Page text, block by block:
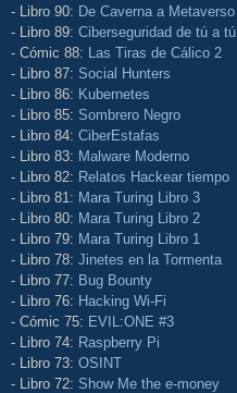
- Libro 90: De Caverna a Metaverso
- Libro 89: Ciberseguridad de tú a tú
- Cómic 88: Las Tiras de Cálico 2
- Libro 87: Social Hunters
- Libro 86: Kubernetes
- Libro 85: Sombrero Negro
- Libro 84: CiberEstafas
- Libro 83: Malware Moderno
- Libro 82: Relatos Hackear tiempo
- Libro 81: Mara Turing Libro 3
- Libro 80: Mara Turing Libro 2
- Libro 79: Mara Turing Libro 1
- Libro 78: Jinetes en la Tormenta
- Libro 77: Bug Bounty
- Libro 76: Hacking Wi-Fi
- Cómic 75: EVIL:ONE #3
- Libro 74: Raspberry Pi
- Libro 73: OSINT
- Libro 72: Show Me the e-money